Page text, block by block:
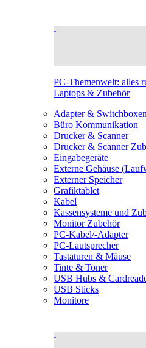
PC-Themenwelt: alles
Laptops & Zubehör
Adapter & Switchboxen
Büro Kommunikation
Drucker & Scanner
Drucker & Scanner
Eingabegeräte
Externe Gehäuse
Externer Speicher
Grafiktablet
Kabel
Kassensysteme und
Monitor Zubehör
PC-Kabel/-Adapter
PC-Lautsprecher
Tastaturen & Mäuse
Tinte & Toner
USB Hubs &
USB Sticks
Monitore